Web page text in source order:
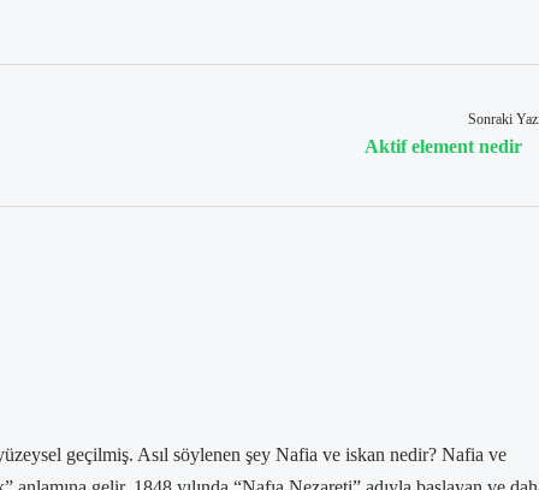
Sonraki
Aktif element nedir
geçilmiş. Asıl söylenen şey Nafia ve iskan nedir? Nafia ve